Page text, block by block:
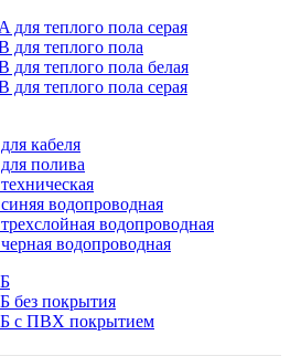
для теплого пола серая
для теплого пола
для теплого пола белая
для теплого пола серая
кабеля
полива
водопроводная
водопроводная
водопроводная
без покрытия
с ПВХ покрытием